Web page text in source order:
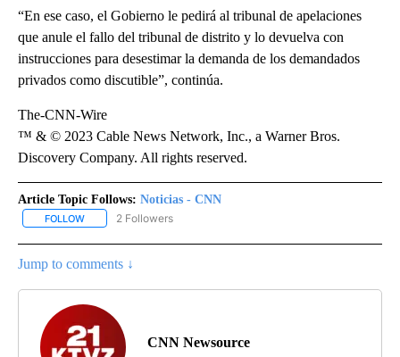
“En ese caso, el Gobierno le pedirá al tribunal de apelaciones
que anule el fallo del tribunal de distrito y lo devuelva con
instrucciones para desestimar la demanda de los demandados
privados como discutible”, continúa.
The-CNN-Wire
™ & © 2023 Cable News Network, Inc., a Warner Bros.
Discovery Company. All rights reserved.
Article Topic Follows: Noticias - CNN
FOLLOW FOLLOW "NOTICIAS - CNN" TO RECEIVE NOTIFICATIONS ABOUT
2 Followers
Jump to comments ↓
CNN Newsource